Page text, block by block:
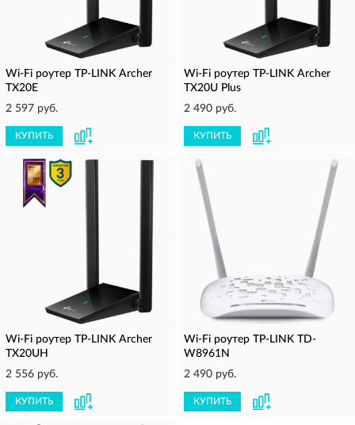
Wi-Fi роутер TP-LINK Archer
TX20E
2 597 руб.
КУПИТЬ
Wi-Fi роутер TP-LINK Archer
TX20U Plus
2 490 руб.
КУПИТЬ
Wi-Fi роутер TP-LINK Archer
TX20UH
2 556 руб.
КУПИТЬ
Wi-Fi роутер TP-LINK TD-
W8961N
2 490 руб.
КУПИТЬ